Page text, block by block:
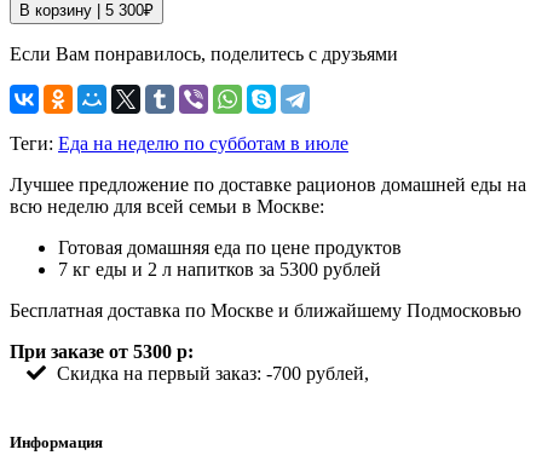
В корзину | 5 300₽
Если Вам понравилось, поделитесь с друзьями
Теги: Еда на неделю по субботам в июле
Лучшее предложение по доставке рационов домашней еды на
всю неделю для всей семьи в Москве:
Готовая домашняя еда по цене продуктов
7 кг еды и 2 л напитков за 5300 рублей
Бесплатная доставка по Москве и ближайшему Подмосковью
При заказе от 5300 р:
Скидка на первый заказ: -700 рублей,
Информация